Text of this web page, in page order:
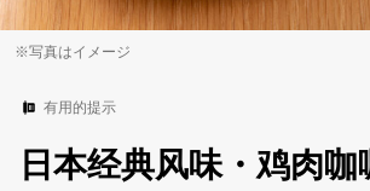
※写真はイメージ
有用的提示
日本经典风味・鸡肉